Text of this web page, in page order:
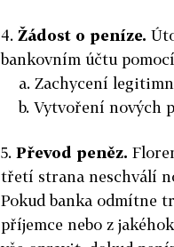
4. Žádost o peníze.
bankovním účtu
a. Zachycení
b. Vytvoření nových
5. Převod peněz.
třetí strana neschválí
Pokud banka odmítne
příjemce nebo z